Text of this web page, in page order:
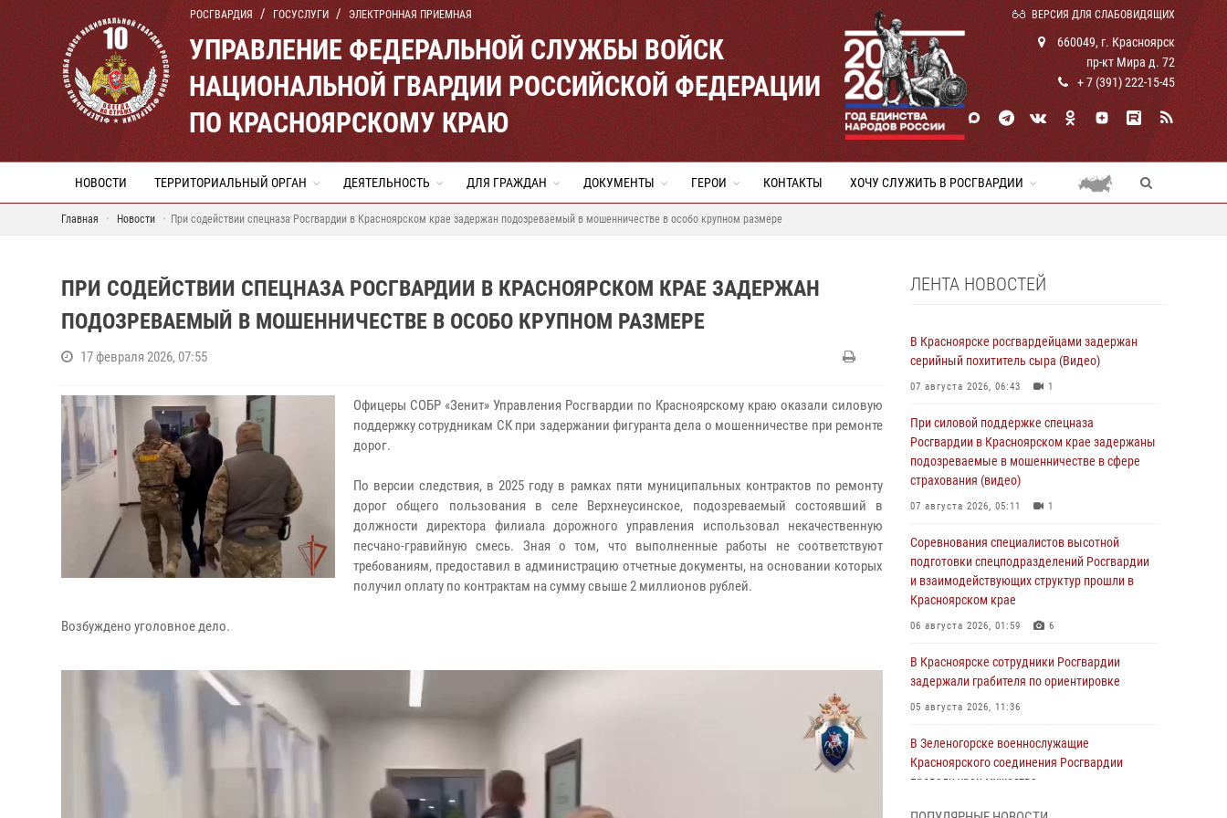
РОСГВАРДИЯ ГОСУСЛУГИ ЭЛЕКТРОННАЯ ПРИЕМНАЯ ВЕРСИЯ ДЛЯ СЛАБОВИДЯЩИХ
УПРАВЛЕНИЕ ФЕДЕРАЛЬНОЙ СЛУЖБЫ ВОЙСК
НАЦИОНАЛЬНОЙ ГВАРДИИ РОССИЙСКОЙ ФЕДЕРАЦИИ
ПО КРАСНОЯРСКОМУ КРАЮ
660049, г. Красноярск
пр-кт Мира д. 72
+ 7 (391) 222-15-45
НОВОСТИ ТЕРРИТОРИАЛЬНЫЙ ОРГАН ДЕЯТЕЛЬНОСТЬ ДЛЯ ГРАЖДАН ДОКУМЕНТЫ ГЕРОИ КОНТАКТЫ ХОЧУ СЛУЖИТЬ В РОСГВАРДИИ
Главная Новости При содействии спецназа Росгвардии в Красноярском крае задержан подозреваемый в мошенничестве в особо крупном размере
ПРИ СОДЕЙСТВИИ СПЕЦНАЗА РОСГВАРДИИ В КРАСНОЯРСКОМ КРАЕ ЗАДЕРЖАН
ПОДОЗРЕВАЕМЫЙ В МОШЕННИЧЕСТВЕ В ОСОБО КРУПНОМ РАЗМЕРЕ
17 февраля 2026, 07:55
Офицеры СОБР «Зенит» Управления Росгвардии по Красноярскому краю оказали силовую
поддержку сотрудникам СК при задержании фигуранта дела о мошенничестве при ремонте
дорог.
По версии следствия, в 2025 году в рамках пяти муниципальных контрактов по ремонту
дорог общего пользования в селе Верхнеусинское, подозреваемый состоявший в
должности директора филиала дорожного управления использовал некачественную
песчано-гравийную смесь. Зная о том, что выполненные работы не соответствуют
требованиям, предоставил в администрацию отчетные документы, на основании которых
получил оплату по контрактам на сумму свыше 2 миллионов рублей.
Возбуждено уголовное дело.
ЛЕНТА НОВОСТЕЙ
В Красноярске росгвардейцами задержан
серийный похититель сыра (Видео)
07 августа 2026, 06:43 1
При силовой поддержке спецназа
Росгвардии в Красноярском крае задержаны
подозреваемые в мошенничестве в сфере
страхования (видео)
07 августа 2026, 05:11 1
Соревнования специалистов высотной
подготовки спецподразделений Росгвардии
и взаимодействующих структур прошли в
Красноярском крае
06 августа 2026, 01:59 6
В Красноярске сотрудники Росгвардии
задержали грабителя по ориентировке
05 августа 2026, 11:36
В Зеленогорске военнослужащие
Красноярского соединения Росгвардии
провели урок мужества